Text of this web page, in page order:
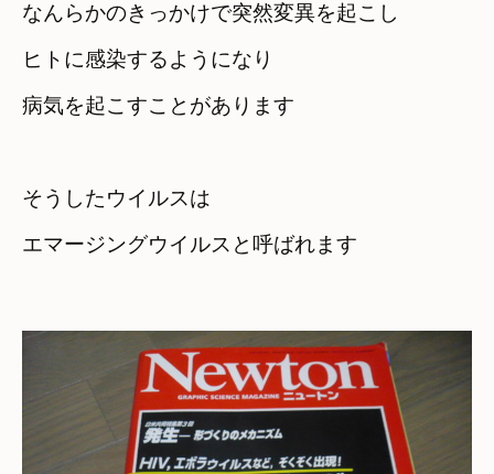
なんらかのきっかけで突然変異を起こし
ヒトに感染するようになり
病気を起こすことがあります
そうしたウイルスは
エマージングウイルスと呼ばれます